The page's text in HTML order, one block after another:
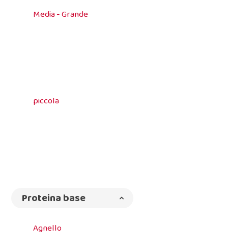
Media - Grande
piccola
Proteina base
Agnello